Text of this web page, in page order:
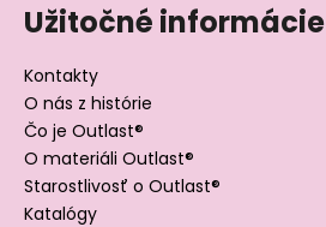
Užitočné informácie
Kontakty
O nás z histórie
Čo je Outlast®
O materiáli Outlast®
Starostlivosť o Outlast®
Katalógy